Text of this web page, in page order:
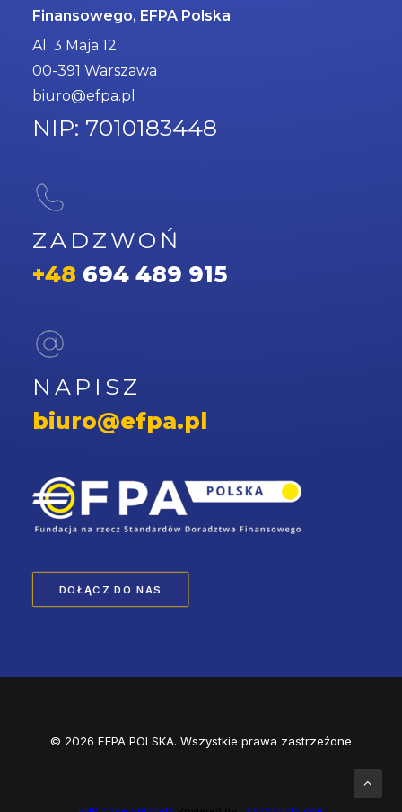
DOŁĄCZ DO NAS
Finansowego, EFPA Polska
Al. 3 Maja 12
00-391 Warszawa
biuro@efpa.pl
NIP: 7010183448
ZADZWOŃ
+48 694 489 915
NAPISZ
biuro@efpa.pl
© 2026 EFPA POLSKA. Wszystkie prawa zastrzeżone